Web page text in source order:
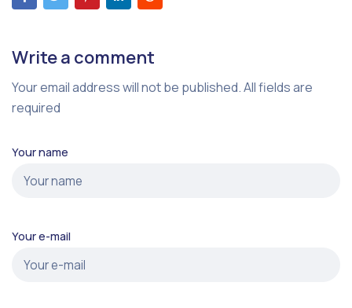
Write a comment
Your email address will not be published. All fields are
required
Your name
Your e-mail